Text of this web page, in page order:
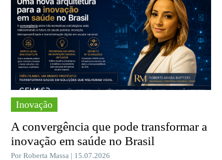
Inovação
A convergência que pode transformar a
inovação em saúde no Brasil
Por Roberta Massa | 15.07.2026